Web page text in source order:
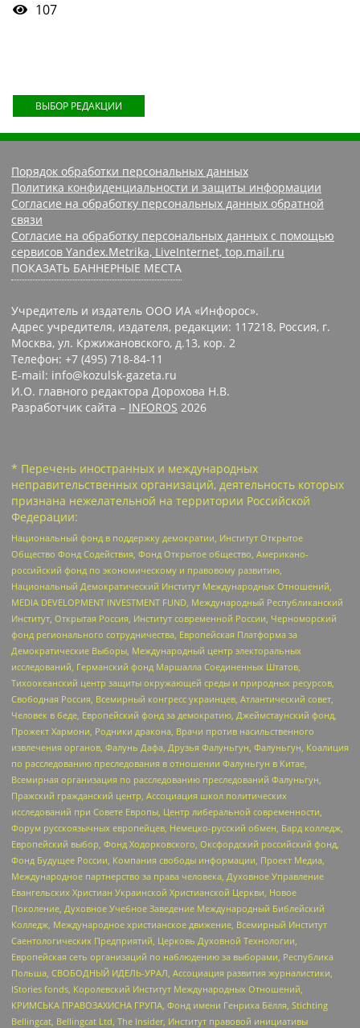
107
ВЫБОР РЕДАКЦИИ
Порядок обработки персональных данных
Политика конфиденциальности и защиты информации
Согласие на обработку персональных данных обратной
связи
Согласие на обработку персональных данных с помощью
сервисов Yandex.Metrika, LiveInternet, top.mail.ru
ПОКАЗАТЬ БАННЕРНЫЕ МЕСТА
Учредитель и издатель ООО ИА «Инфорос».
Адрес учредителя, издателя, редакции: 117218, Россия, г.
Москва, ул. Кржижановского, д.13, кор. 2
Телефон: +7 (495) 718-84-11
E-mail: info@kozulsk-gazeta.ru
И.О. главного редактора Дорохова Н.В.
Разработчик сайта – INFOROS 2026
* Перечень иностранных и международных
неправительственных организаций, деятельность которых
признана нежелательной на территории Российской
Федерации:
Национальный фонд в поддержку демократии, Институт Открытое
Общество Фонд Содействия, Фонд Открытое общество, Американо-
российский фонд по экономическому и правовому развитию,
Национальный Демократический Институт Международных Отношений,
MEDIA DEVELOPMENT INVESTMENT FUND, Международный Республиканский
Институт, Открытая Россия, Институт современной России, Черноморский
фонд регионального сотрудничества, Европейская Платформа за
Демократические Выборы, Международный центр электоральных
исследований, Германский фонд Маршалла Соединенных Штатов,
Тихоокеанский центр защиты окружающей среды и природных ресурсов,
Свободная Россия, Всемирный конгресс украинцев, Атлантический совет,
Человек в беде, Европейский фонд за демократию, Джеймстаунский фонд,
Прожект Хармони, Родники дракона, Врачи против насильственного
извлечения органов, Фалунь Дафа, Друзья Фалуньгун, Фалуньгун, Коалиция
по расследованию преследования в отношении Фалуньгун в Китае,
Всемирная организация по расследованию преследований Фалуньгун,
Пражский гражданский центр, Ассоциация школ политических
исследований при Совете Европы, Центр либеральной современности,
Форум русскоязычных европейцев, Немецко-русский обмен, Бард колледж,
Европейский выбор, Фонд Ходорковского, Оксфордский российский фонд,
Фонд Будущее России, Компания свободы информации, Проект Медиа,
Международное партнерство за права человека, Духовное Управление
Евангельских Христиан Украинской Христианской Церкви, Новое
Поколение, Духовное Учебное Заведение Международный Библейский
Колледж, Международное христианское движение, Всемирный Институт
Саентологических Предприятий, Церковь Духовной Технологии,
Европейская сеть организаций по наблюдению за выборами, Республика
Польша, СВОБОДНЫЙ ИДЕЛЬ-УРАЛ, Ассоциация развития журналистики,
IStories fonds, Королевский Институт Международных Отношений,
КРИМСЬКА ПРАВОЗАХИСНА ГРУПА, Фонд имени Генриха Бёлля, Stichting
Bellingcat, Bellingcat Ltd, The Insider, Институт правовой инициативы